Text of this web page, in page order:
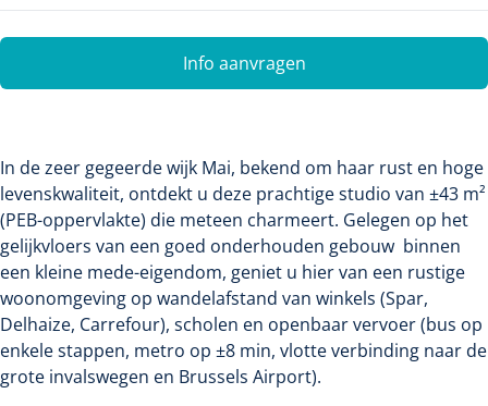
Info aanvragen
In de zeer gegeerde wijk Mai, bekend om haar rust en hoge
levenskwaliteit, ontdekt u deze prachtige studio van ±43 m²
(PEB-oppervlakte) die meteen charmeert. Gelegen op het
gelijkvloers van een goed onderhouden gebouw binnen
een kleine mede-eigendom, geniet u hier van een rustige
woonomgeving op wandelafstand van winkels (Spar,
Delhaize, Carrefour), scholen en openbaar vervoer (bus op
enkele stappen, metro op ±8 min, vlotte verbinding naar de
grote invalswegen en Brussels Airport).